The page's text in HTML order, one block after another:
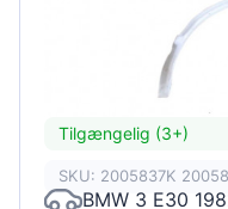
Tilgængelig (3+)
SKU: 2005837K
BMW 3 E30